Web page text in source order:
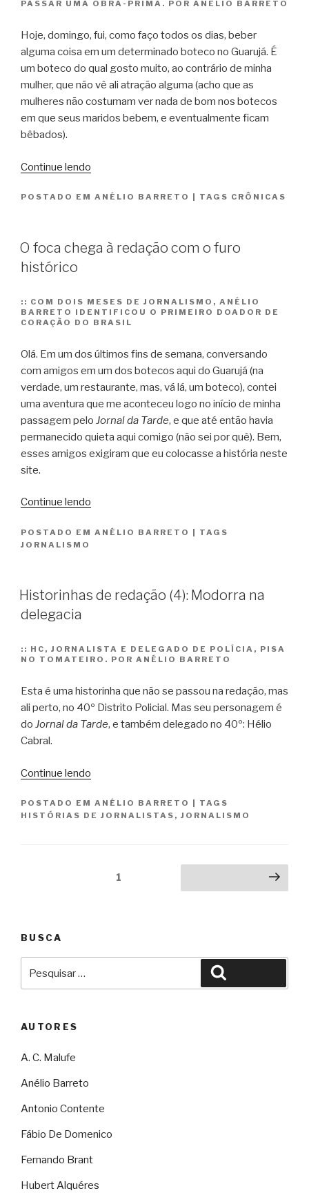
PASSAR UMA OBRA-PRIMA. POR ANÉLIO BARRETO
Hoje, domingo, fui, como faço todos os dias, beber
alguma coisa em um determinado boteco no Guarujá. É
um boteco do qual gosto muito, ao contrário de minha
mulher, que não vê ali atração alguma (acho que as
mulheres não costumam ver nada de bom nos botecos
em que seus maridos bebem, e eventualmente ficam
bêbados).
Continue lendo
POSTADO EM ANÉLIO BARRETO TAGS CRÔNICAS
O foca chega à redação com o furo
histórico
:: COM DOIS MESES DE JORNALISMO, ANÉLIO
BARRETO IDENTIFICOU O PRIMEIRO DOADOR DE
CORAÇÃO DO BRASIL
Olá. Em um dos últimos fins de semana, conversando
com amigos em um dos botecos aqui do Guarujá (na
verdade, um restaurante, mas, vá lá, um boteco), contei
uma aventura que me aconteceu logo no início de minha
passagem pelo Jornal da Tarde, e que até então havia
permanecido quieta aqui comigo (não sei por quê). Bem,
esses amigos exigiram que eu colocasse a história neste
site.
Continue lendo
chega
o
POSTADO EM ANÉLIO BARRETO | TAGS
JORNALISMO
Historinhas de redação (4): Modorra na
delegacia
:: HC, JORNALISTA E DELEGADO DE POLÍCIA, PISA
NO TOMATEIRO. POR ANÉLIO BARRETO
Esta é uma historinha que não se passou na redação, mas
ali perto, no 40º Distrito Policial. Mas seu personagem é
do Jornal da Tarde, e também delegado no 40º: Hélio
Cabral.
Continue lendo
redação
(4):
delegacia”
POSTADO EM ANÉLIO BARRETO
TAGS
HISTÓRIAS DE JORNALISTAS , JORNALISMO
1 Próxima página
BUSCA
por:
AUTORES
A. C. Malufe
Anélio Barreto
Antonio Contente
Fábio De Domenico
Fernando Brant
Hubert Alquéres